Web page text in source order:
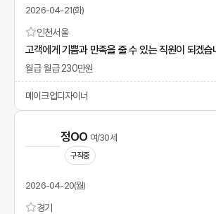
2026-04-21(화)
인천서울
고객에게 기쁨과 만족을 줄 수 있는 직원이 되겠습
월급 월급 230만원
메이크업디자이너
정OO 여/30세
구직중
2026-04-20(월)
경기